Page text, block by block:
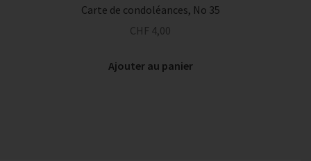
Carte de condoléances, No 35
CHF 4,00
Ajouter au panier